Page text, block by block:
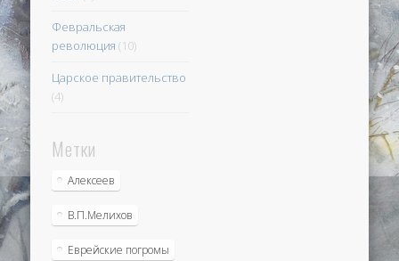
Февральская
революция (10)
Царское правительство
(4)
Метки
Алексеев
В.П.Мелихов
Еврейские погромы